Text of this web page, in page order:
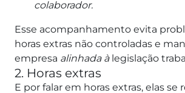
colaborador.
Esse acompanhamento evita
horas extras não controladas e
empresa alinhada àlegislação
2. Horas extras
E por falar em horas extras, elas se